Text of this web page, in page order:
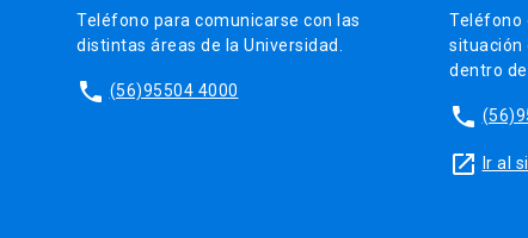
Teléfono para comunicarse con las
distintas áreas de la Universidad.
phone (56)95504 4000
Teléfono
situación
dentro
phone
launch Ir al